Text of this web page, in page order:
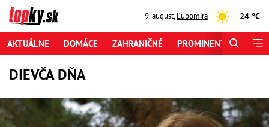
9. august,Ľubomíra 24 °C
AKTUÁLNE DOMÁCE ZAHRANIČNÉ PROMINENTI ŠPORT
DIEVČA DŇA